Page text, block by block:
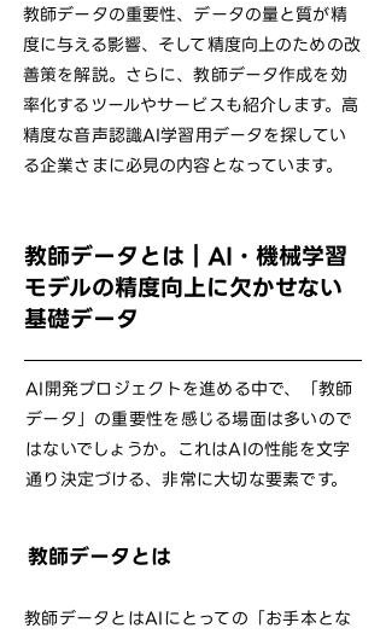
教師データの重要性、データの量と質が精
度に与える影響、そして精度向上のための改
善策を解説。さらに、教師データ作成を効
率化するツールやサービスも紹介します。高
精度な音声認識AI学習用データを探してい
る企業さまに必見の内容となっています。
教師データとは｜AI・機械学習
モデルの精度向上に欠かせない
基礎データ
AI開発プロジェクトを進める中で、「教師
データ」の重要性を感じる場面は多いので
はないでしょうか。これはAIの性能を文字
通り決定づける、非常に大切な要素です。
教師データとは
教師データとはAIにとっての「お手本とな